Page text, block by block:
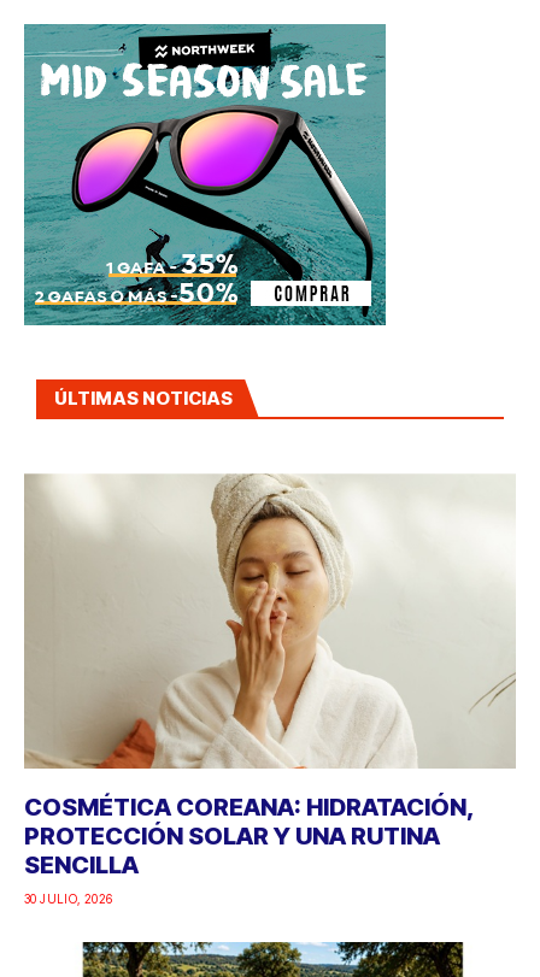
ÚLTIMAS NOTICIAS
COSMÉTICA COREANA: HIDRATACIÓN,
PROTECCIÓN SOLAR Y UNA RUTINA
SENCILLA
30 JULIO, 2026